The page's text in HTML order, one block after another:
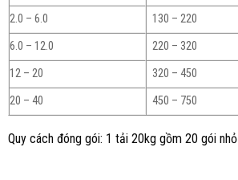
2.0 – 6.0
130 – 220
6.0 – 12.0
220 – 320
12 – 20
320 – 450
20 – 40
450 – 750
Quy cách đóng gói: 1 tải 20kg gồm 20 gói nhỏ